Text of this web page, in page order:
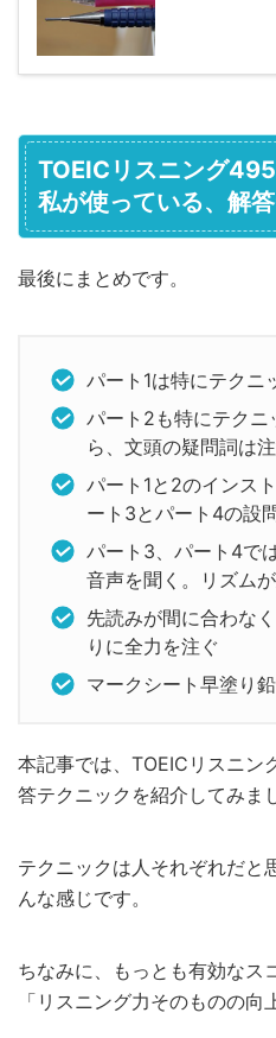
TOEICリスニング
私が使っている、解
最後にまとめです。
パート1は特にテクニ
パート2も特にテクニ
ら、文頭の疑問詞は
パート1と2のインス
ート3とパート4の設
パート3、パート4で
音声を聞く。リズム
先読みが間に合わな
りに全力を注ぐ
マークシート早塗り
本記事では、TOEICリスニ
答テクニックを紹介してみま
テクニックは人それぞれだと
んな感じです。
ちなみに、もっとも有効なス
「リスニング力そのものの向